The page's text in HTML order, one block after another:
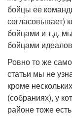
бойцы ее
согласовывает)
бойцами и т.д.
бойцами
Ровно то же
статьи мы не
кроме
(собраниях), у
районе тоже